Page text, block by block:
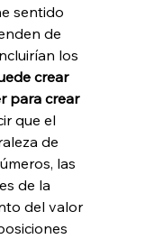
sentido
de
los
crear
para crear
que el
de
las
de la
del valor